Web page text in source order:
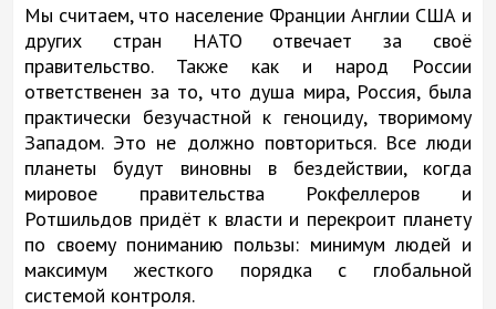
Мы считаем, что население Франции Англии США и
других стран НАТО отвечает за своё
правительство. Также как и народ России
ответственен за то, что душа мира, Россия, была
практически безучастной к геноциду, творимому
Западом. Это не должно повториться. Все люди
планеты будут виновны в бездействии, когда
мировое правительства Рокфеллеров и
Ротшильдов придёт к власти и перекроит планету
по своему пониманию пользы: минимум людей и
максимум жесткого порядка с глобальной
системой контроля.